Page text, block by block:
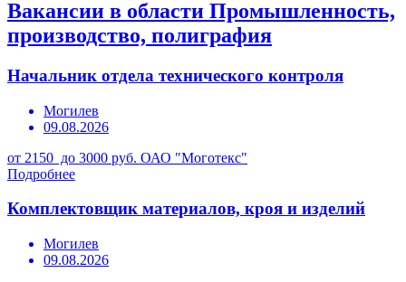
Вакансии в области Промышленность,
производство, полиграфия
Начальник отдела технического контроля
Могилев
09.08.2026
от 2150 до 3000 руб. ОАО "Моготекс"
Подробнее
Комплектовщик материалов, кроя и изделий
Могилев
09.08.2026